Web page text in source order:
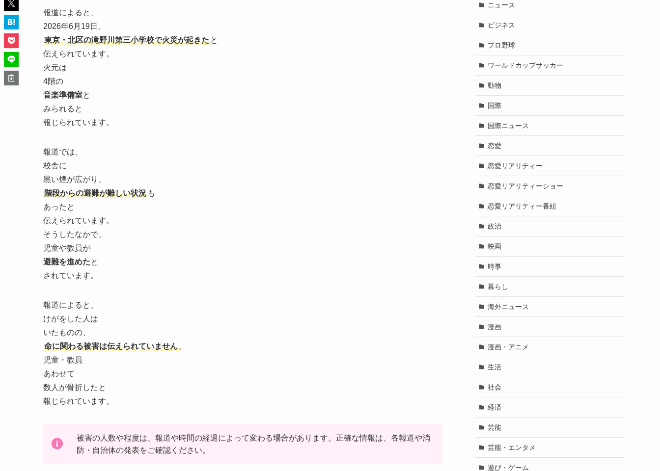
報道によると、
2026年6月19日、
東京・北区の滝野川第三小学校で火災が起きた と
伝えられています。
火元は
4階の
音楽準備室と
みられると
報じられています。
報道では、
校舎に
黒い煙が広がり、
階段からの避難が難しい状況 も
あったと
伝えられています。
そうしたなかで、
児童や教員が
避難を進めたと
されています。
報道によると、
けがをした人は
いたものの、
命に関わる被害は伝えられていません 。
児童・教員
あわせて
数人が骨折したと
報じられています。
被害の人数や程度は、報道や時間の経過によって変わる場合があります。正確な情報は、各報道や消
防・自治体の発表をご確認ください。
ニュース
ビジネス
プロ野球
ワールドカップサッカー
動物
国際
国際ニュース
恋愛
恋愛リアリティー
恋愛リアリティーショー
恋愛リアリティー番組
政治
映画
時事
暮らし
海外ニュース
漫画
漫画・アニメ
生活
社会
経済
芸能
芸能・エンタメ
遊び・ゲーム